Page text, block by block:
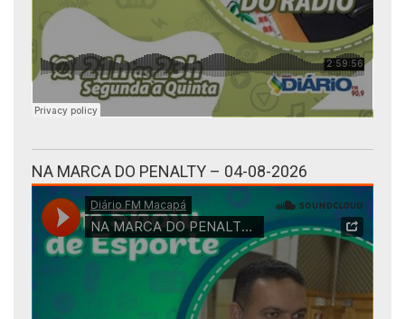
NA MARCA DO PENALTY – 04-08-2026